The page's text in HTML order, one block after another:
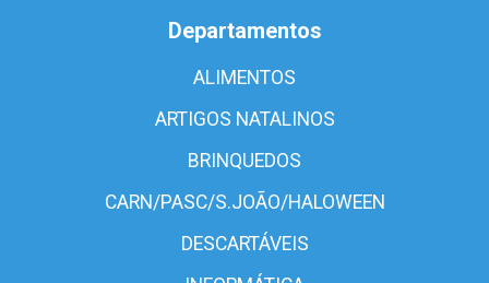
Departamentos
ALIMENTOS
ARTIGOS NATALINOS
BRINQUEDOS
CARN/PASC/S.JOÃO/HALOWEEN
DESCARTÁVEIS